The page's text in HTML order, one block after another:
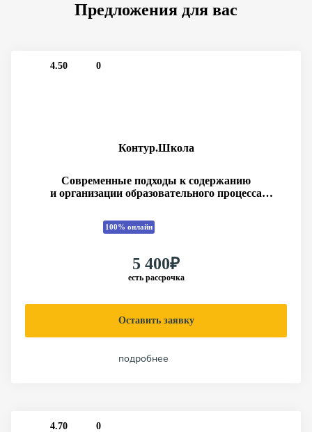
Предложения для вас
4.50 0
Контур.Школа
Современные подходы к содержанию
и организации образовательного процесса
образования
100% онлайн
5 400₽
есть рассрочка
Оставить заявку
подробнее
4.70 0